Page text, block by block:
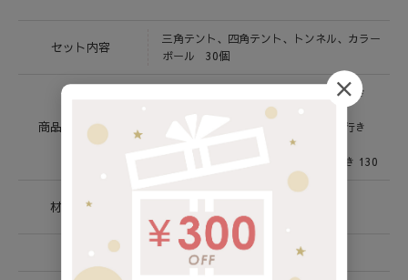
セット内容
三角テント、四角テント、トンネル、カラー
ボール 30個
商品サイズ(cm)
（三角テント） 幅 85 × 高さ 88 × 奥行き
（四角テント） 幅 70 × 高さ 70 × 奥行き
（トンネル） 幅 47 × 高さ 47 × 奥行き 130
材質 / 素材
ポール： ポリエチレン
中国